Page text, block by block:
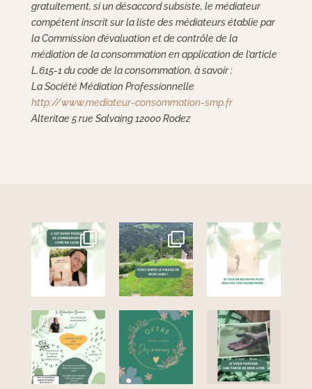
gratuitement, si un désaccord subsiste, le médiateur
compétent inscrit sur la liste des médiateurs établie par
la Commission d’évaluation et de contrôle de la
médiation de la consommation en application de l’article
L.615-1 du code de la consommation, à savoir :
La Société Médiation Professionnelle
http://www.mediateur-consommation-smp.fr
Alteritae 5 rue Salvaing 12000 Rodez